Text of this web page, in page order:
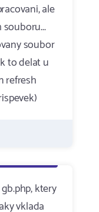
ale
soubor
to delat u
refresh
ktery
vklada